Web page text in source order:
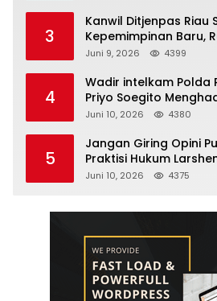
3
Kanwil Ditjenpas Riau
Kepemimpinan Baru,
Sianturi Resmi
Juni 9, 2026 4399
4
Wadir intelkam Polda
Priyo Soegito
Selamatkan
Juni 10, 2026 4380
5
Jangan Giring Opini
Praktisi Hukum
Tuduhan Soal Gelar
Juni 10, 2026 4375